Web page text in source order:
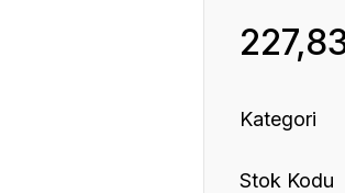
Kategori
Stok Kodu